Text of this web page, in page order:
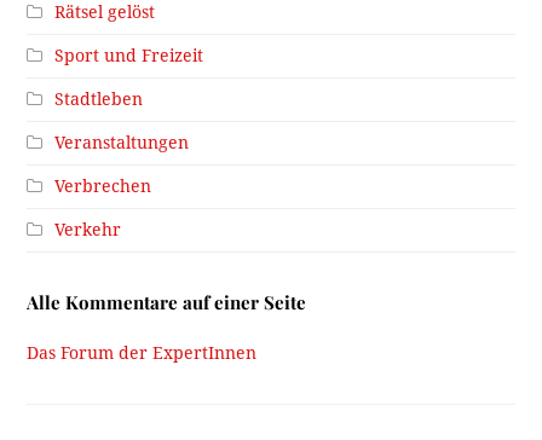
Rätsel gelöst
Sport und Freizeit
Stadtleben
Veranstaltungen
Verbrechen
Verkehr
Alle Kommentare auf einer Seite
Das Forum der ExpertInnen